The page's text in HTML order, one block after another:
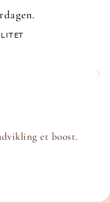
et boost.